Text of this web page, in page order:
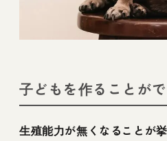
子どもを作ることが
生殖能力が無くなることが